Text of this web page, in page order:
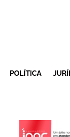
POLÍTICA